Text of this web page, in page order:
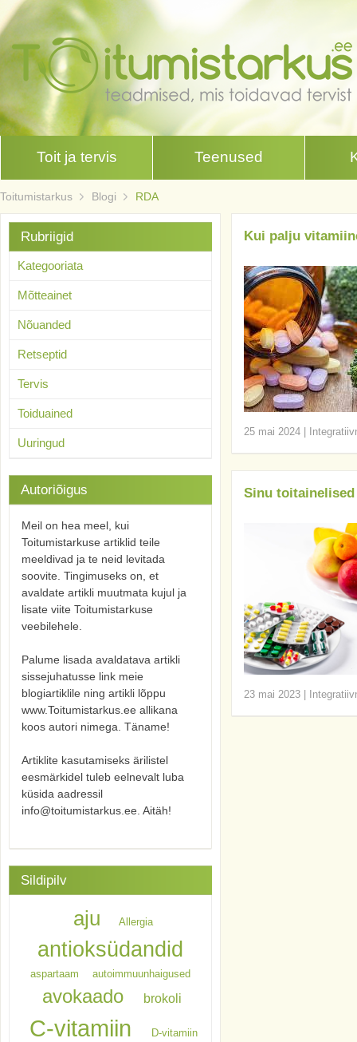
Toit ja tervis Teenused
Toitumistarkus Blogi RDA
Kui palju
25 mai 2024
Sinu
23 mai 2023
Rubriigid
Kategooriata
Mõtteainet
Nõuanded
Retseptid
Tervis
Toiduained
Uuringud
Autoriõigus
Meil on hea meel, kui
Toitumistarkuse artiklid teile
meeldivad ja te neid levitada
soovite. Tingimuseks on, et
avaldate artikli muutmata kujul ja
lisate viite Toitumistarkuse
veebilehele.
Palume lisada avaldatava artikli
sissejuhatusse link meie
blogiartiklile ning artikli lõppu
www.Toitumistarkus.ee allikana
koos autori nimega. Täname!
Artiklite kasutamiseks ärilistel
eesmärkidel tuleb eelnevalt luba
küsida aadressil
info@toitumistarkus.ee. Aitäh!
Sildipilv
aju Allergia
antioksüdandid
aspartaam autoimmuunhaigused
avokaado brokoli
C-vitamiin D-vitamiin